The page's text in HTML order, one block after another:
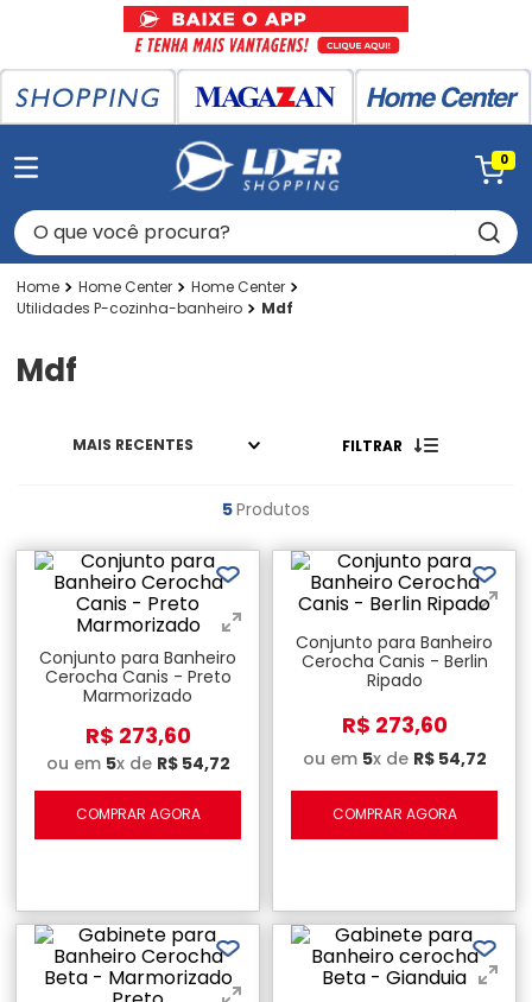
0
O que você procura?
Home Center
Home Center
Utilidades P-cozinha-banheiro
Mdf
Mdf
MAIS RECENTES FILTRAR
5Produtos
Conjunto para Banheiro
Cerocha Canis - Preto
Marmorizado
R$ 273,60
ou em 5x de R$ 54,72
COMPRAR AGORA
Conjunto para Banheiro
Cerocha Canis - Berlin
Ripado
R$ 273,60
ou em 5x de R$ 54,72
COMPRAR AGORA